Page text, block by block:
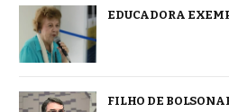
EDUCADORA
FILHO DE